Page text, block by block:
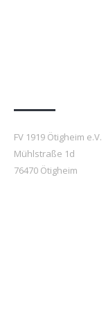
FV 1919 Ötigheim e.V.
Mühlstraße 1d
76470 Ötigheim